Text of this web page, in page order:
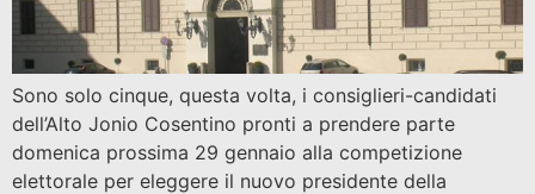
Sono solo cinque, questa volta, i consiglieri-candidati
dell’Alto Jonio Cosentino pronti a prendere parte
domenica prossima 29 gennaio alla competizione
elettorale per eleggere il nuovo presidente della